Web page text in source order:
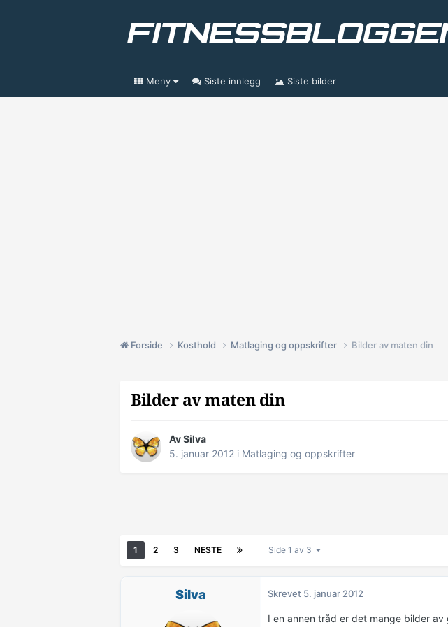
Meny Siste innlegg Siste bilder
Forside Kosthold Matlaging og oppskrifter Bilder av maten din
Bilder av maten din
AvSilva
5. januar 2012 i Matlaging og oppskrifter
1 2 3 NESTE Side 1 av 3
Silva Skrevet 5. januar 2012
I en annen tråd er det mange bilder